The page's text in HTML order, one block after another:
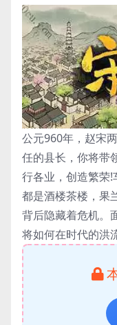
公元960年，赵宋
任的县长，你将带
行各业，创造繁荣
都是酒楼茶楼，果
背后隐藏着危机。
将如何在时代的洪